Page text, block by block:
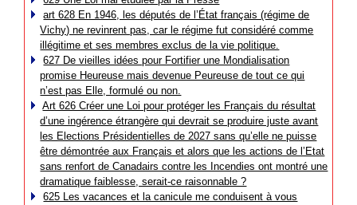
art 628 En 1946, les députés de l’État français (régime de
Vichy) ne revinrent pas, car le régime fut considéré comme
illégitime et ses membres exclus de la vie politique.
627 De vieilles idées pour Fortifier une Mondialisation
promise Heureuse mais devenue Peureuse de tout ce qui
n’est pas Elle, formulé ou non.
Art 626 Créer une Loi pour protéger les Français du résultat
d’une ingérence étrangère qui devrait se produire juste avant
les Elections Présidentielles de 2027 sans qu’elle ne puisse
être démontrée aux Français et alors que les actions de l’Etat
sans renfort de Canadairs contre les Incendies ont montré une
dramatique faiblesse, serait-ce raisonnable ?
625 Les vacances et la canicule me conduisent à vous